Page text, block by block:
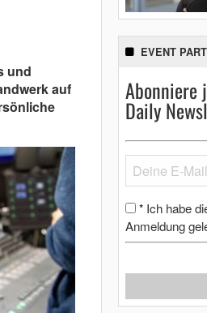
und
auf
EVENT
Abonniere
Daily
* Ich habe
Anmeldung